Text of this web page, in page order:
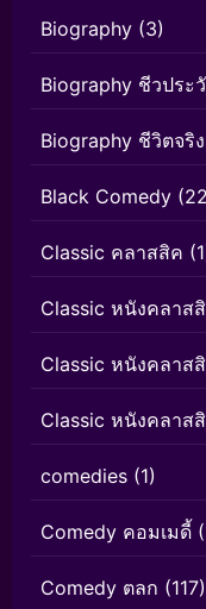
Biography (3)
Biography ชีวประ
Biography ชีวิตจริง
Black Comedy
Classic คลาสสิค
Classic หนังคลาส
Classic หนังคลาส
Classic หนังคลาส
comedies (1)
Comedy คอมเมดี้
Comedy ตลก (117)